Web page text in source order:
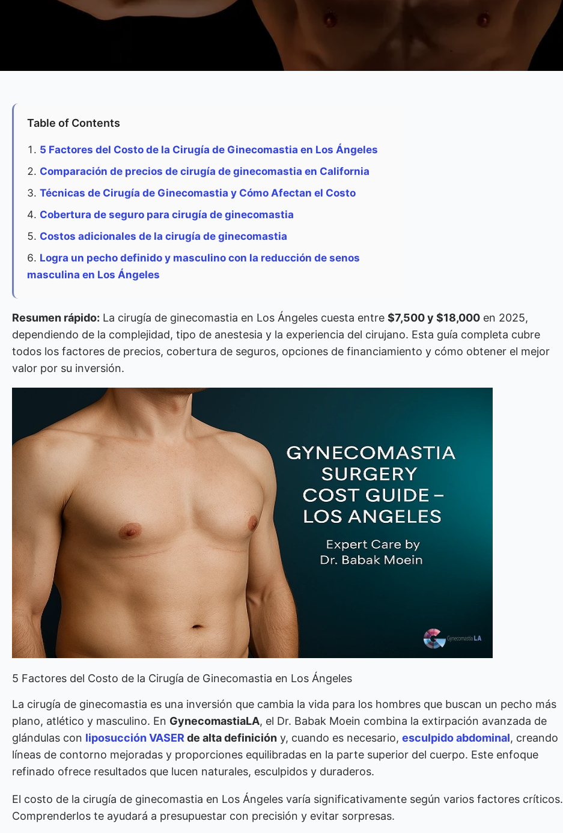
Table of Contents
5 Factores del Costo de la Cirugía de Ginecomastia en Los Ángeles
Comparación de precios de cirugía de ginecomastia en California
Técnicas de Cirugía de Ginecomastia y Cómo Afectan el Costo
Cobertura de seguro para cirugía de ginecomastia
Costos adicionales de la cirugía de ginecomastia
Logra un pecho definido y masculino con la reducción de senos
masculina en Los Ángeles
Resumen rápido: La cirugía de ginecomastia en Los Ángeles cuesta entre $7,500 y $18,000 en 2025,
dependiendo de la complejidad, tipo de anestesia y la experiencia del cirujano. Esta guía completa cubre
todos los factores de precios, cobertura de seguros, opciones de financiamiento y cómo obtener el mejor
valor por su inversión.
5 Factores del Costo de la Cirugía de Ginecomastia en Los Ángeles
La cirugía de ginecomastia es una inversión que cambia la vida para los hombres que buscan un pecho más
plano, atlético y masculino. En GynecomastiaLA, el Dr. Babak Moein combina la extirpación avanzada de
glándulas con liposucción VASERde alta definición y, cuando es necesario, esculpido abdominal, creando
líneas de contorno mejoradas y proporciones equilibradas en la parte superior del cuerpo. Este enfoque
refinado ofrece resultados que lucen naturales, esculpidos y duraderos.
El costo de la cirugía de ginecomastia en Los Ángeles varía significativamente según varios factores críticos.
Comprenderlos te ayudará a presupuestar con precisión y evitar sorpresas.